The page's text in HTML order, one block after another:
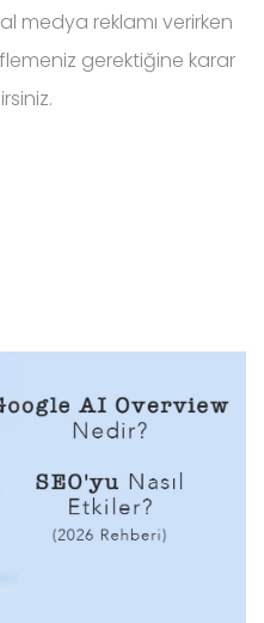
medya reklamı verirken
gerektiğine karar